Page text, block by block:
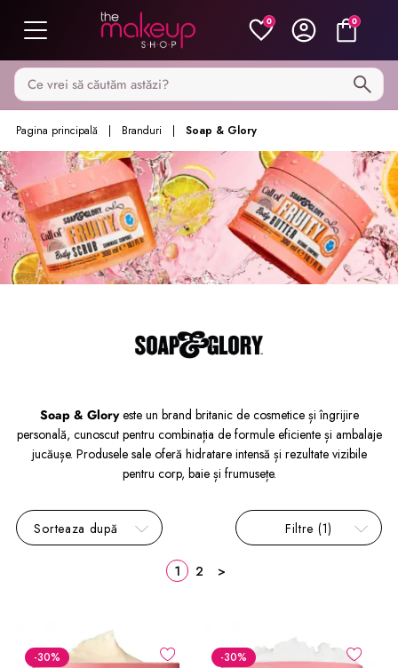
0 0
Caută pe MakeupShop
Pagina principală Branduri Soap & Glory
Soap & Gloryeste un brand britanic de cosmetice și îngrijire
personală, cunoscut pentru combinația de formule eficiente și ambalaje
jucăușe. Produsele sale oferă hidratare intensă și rezultate vizibile
pentru corp, baie și frumusețe.
Sorteaza după Filtre (1)
1 2 >
-30% -30%